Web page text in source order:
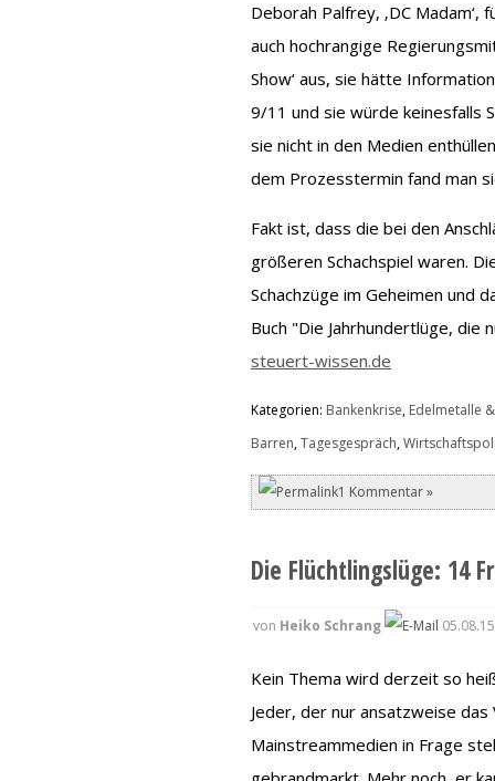
Deborah Palfrey, ‚DC
auch hochrangige
Show‘ aus, sie hätte
9/11 und sie würde keinesfalls
sie nicht in den Medien
dem Prozesstermin fand man
Fakt ist, dass die bei den
größeren Schachspiel waren.
Schachzüge im Geheimen und
Buch "Die Jahrhundertlüge,
steuert-wissen.de
Kategorien: Bankenkrise, Edelmetalle
Barren,Tagesgespräch,
1 Kommentar »
Die Flüchtlingslüge: 14
von Heiko Schrang
Kein Thema wird derzeit so
Jeder, der nur ansatzweise
Mainstreammedien in Frage